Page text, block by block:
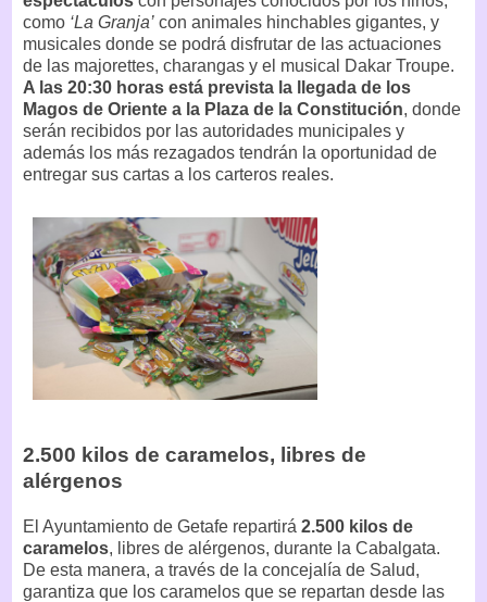
como ‘La Granja’ con animales hinchables gigantes, y
musicales donde se podrá disfrutar de las actuaciones
de las majorettes, charangas y el musical Dakar Troupe.
A las 20:30 horas está prevista la llegada de los
Magos de Oriente a la Plaza de la Constitución, donde
serán recibidos por las autoridades municipales y
además los más rezagados tendrán la oportunidad de
entregar sus cartas a los carteros reales.
2.500 kilos de caramelos, libres de
alérgenos
El Ayuntamiento de Getafe repartirá 2.500 kilos de
caramelos, libres de alérgenos, durante la Cabalgata.
De esta manera, a través de la concejalía de Salud,
garantiza que los caramelos que se repartan desde las